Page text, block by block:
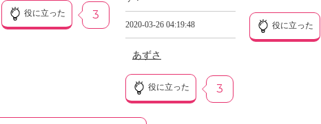
役に立った 3
2020-03-26 04:19:48
あずさ
役に立った 3
役に立った